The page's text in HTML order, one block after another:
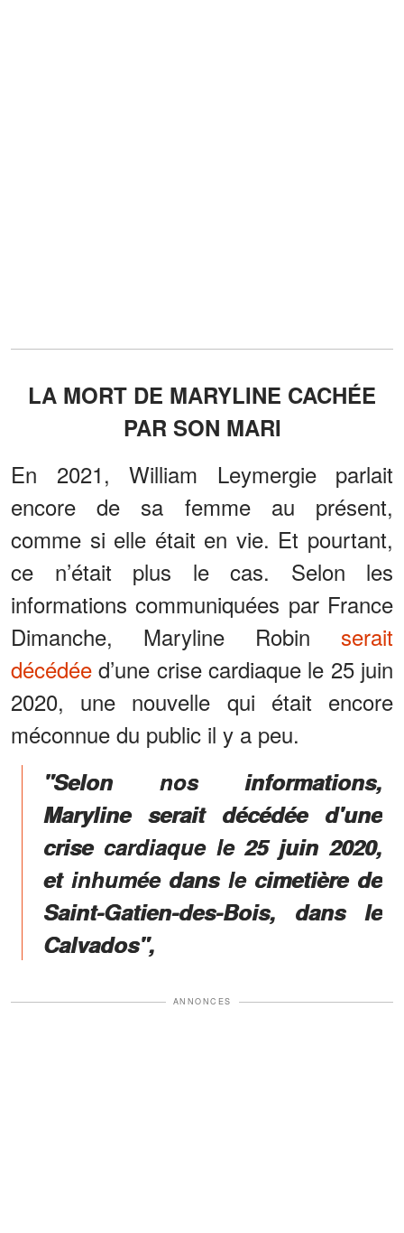
LA MORT DE MARYLINE CACHÉE
PAR SON MARI
En 2021, William Leymergie parlait
encore de sa femme au présent,
comme si elle était en vie. Et pourtant,
ce n’était plus le cas. Selon les
informations communiquées par France
Dimanche, Maryline Robin serait
décédée d’une crise cardiaque le 25 juin
2020, une nouvelle qui était encore
méconnue du public il y a peu.
"Selon nos informations,
Maryline serait décédée d'une
crise cardiaque le 25 juin 2020,
et inhumée dans le cimetière de
Saint-Gatien-des-Bois, dans le
Calvados",
ANNONCES